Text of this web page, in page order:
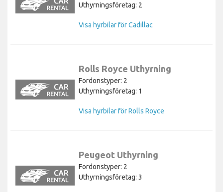
Uthyrningsföretag: 2
Visa hyrbilar för Cadillac
Rolls Royce Uthyrning
Fordonstyper: 2
Uthyrningsföretag: 1
Visa hyrbilar för Rolls Royce
Peugeot Uthyrning
Fordonstyper: 2
Uthyrningsföretag: 3